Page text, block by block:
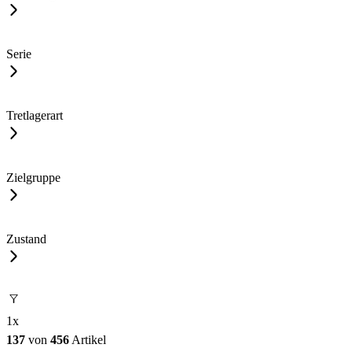
Serie
Tretlagerart
Zielgruppe
Zustand
1x
137 von 456 Artikel